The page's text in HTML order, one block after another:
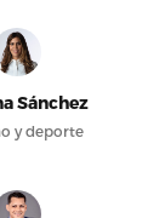
Sánchez
y deporte